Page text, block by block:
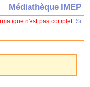
Médiathèque IMEP
n'est pas complet. Si